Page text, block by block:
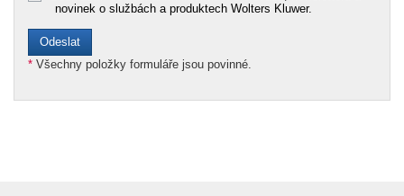
novinek o službách a produktech Wolters Kluwer.
* Všechny položky formuláře jsou povinné.